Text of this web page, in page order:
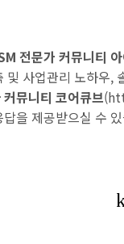
전문가 커뮤니티
및 사업관리 노하우,
뮤니티 코어큐브(
을 제공받으실 수